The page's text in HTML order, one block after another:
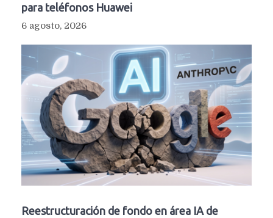
para teléfonos Huawei
6 agosto, 2026
Reestructuración de fondo en área IA de